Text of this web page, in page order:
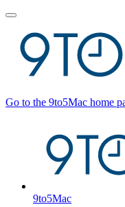
Toggle
menu
Go to the 9to5Mac home
9to5Mac